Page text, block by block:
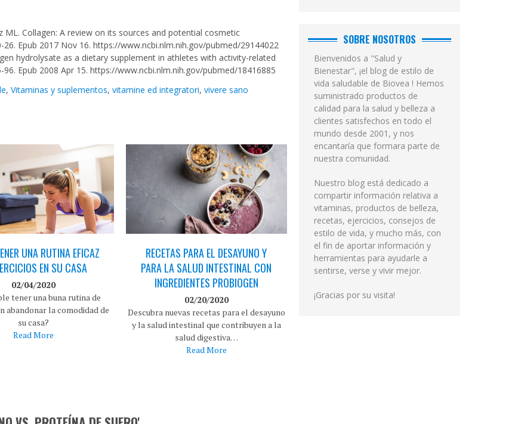
ML. Collagen: A review on its sources and potential cosmetic
Epub 2017 Nov 16. https://www.ncbi.nlm.nih.gov/pubmed/29144022
hydrolysate as a dietary supplement in athletes with activity-related
Epub 2008 Apr 15. https://www.ncbi.nlm.nih.gov/pubmed/18416885
, Vitaminas y suplementos, vitamine ed integratori, vivere sano
UNA RUTINA EFICAZ
EN SU CASA
02/04/2020
tener una buna rutina de
abandonar la comodidad de
su casa?
Read More
RECETAS PARA EL DESAYUNO Y
PARA LA SALUD INTESTINAL CON
INGREDIENTES PROBIOGEN
02/20/2020
Descubra nuevas recetas para el desayuno
y la salud intestinal que contribuyen a la
salud digestiva…
Read More
SOBRE NOSOTROS
Bienvenidos a "Salud y
Bienestar", ¡el blog de estilo de
vida saludable de Biovea ! Hemos
suministrado productos de
calidad para la salud y belleza a
clientes satisfechos en todo el
mundo desde 2001, y nos
encantaría que formara parte de
nuestra comunidad.
Nuestro blog está dedicado a
compartir información relativa a
vitaminas, productos de belleza,
recetas, ejercicios, consejos de
estilo de vida, y mucho más, con
el fin de aportar información y
herramientas para ayudarle a
sentirse, verse y vivir mejor.
¡Gracias por su visita!